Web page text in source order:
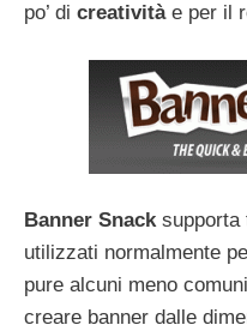
po’ di creatività e per il
Banner Snacksupporta
utilizzati normalmente
pure alcuni meno
creare banner dalle